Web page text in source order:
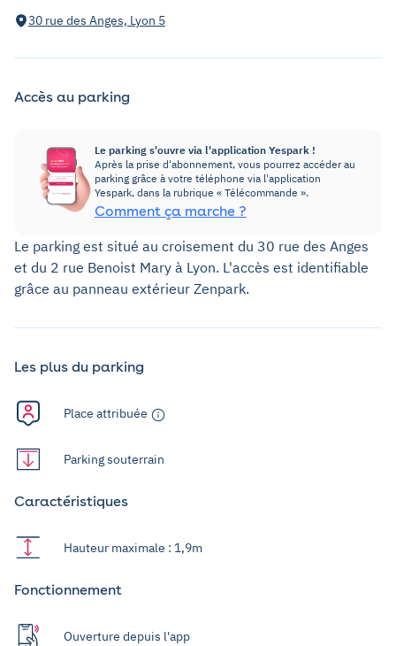
30 rue des Anges, Lyon 5
Accès au parking
Le parking s'ouvre via l'application Yespark !
Après la prise d'abonnement, vous pourrez accéder au
parking grâce à votre téléphone via l'application
Yespark, dans la rubrique « Télécommande ».
Comment ça marche ?
Le parking est situé au croisement du 30 rue des Anges
et du 2 rue Benoist Mary à Lyon. L'accès est identifiable
grâce au panneau extérieur Zenpark.
Les plus du parking
Place attribuée
Parking souterrain
Caractéristiques
Hauteur maximale : 1,9m
Fonctionnement
Ouverture depuis l'app